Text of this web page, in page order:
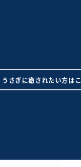
うさぎに癒されたい方は